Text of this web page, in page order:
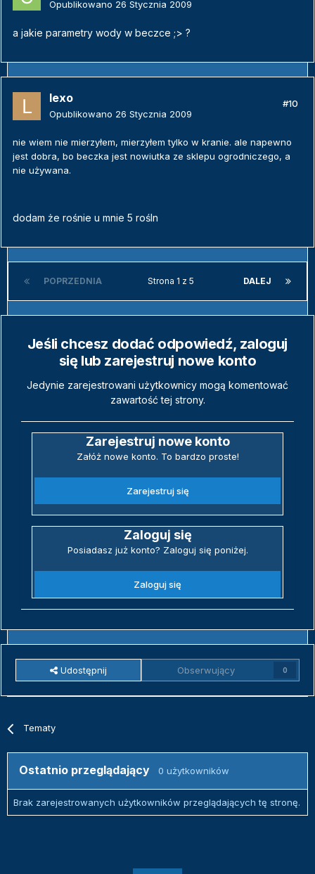
Opublikowano 26 Stycznia 2009
a jakie parametry wody w beczce ;> ?
lexo
Opublikowano 26 Stycznia 2009
#10
nie wiem nie mierzyłem, mierzyłem tylko w kranie. ale napewno
jest dobra, bo beczka jest nowiutka ze sklepu ogrodniczego, a
nie używana.
dodam że rośnie u mnie 5 rośln
POPRZEDNIA DALEJ
Strona 1 z 5
Jeśli chcesz dodać odpowiedź, zaloguj
się lub zarejestruj nowe konto
Jedynie zarejestrowani użytkownicy mogą komentować
zawartość tej strony.
Zarejestruj nowe konto
Załóż nowe konto. To bardzo proste!
Zarejestruj się
Zaloguj się
Posiadasz już konto? Zaloguj się poniżej.
Zaloguj się
Udostępnij Obserwujący 0
Tematy
Ostatnio przeglądający 0 użytkowników
Brak zarejestrowanych użytkowników przeglądających tę stronę.